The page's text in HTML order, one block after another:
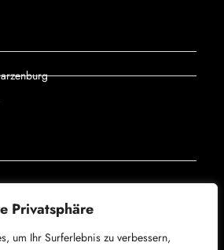
Privatsphäre
um Ihr Surferlebnis zu verbessern,